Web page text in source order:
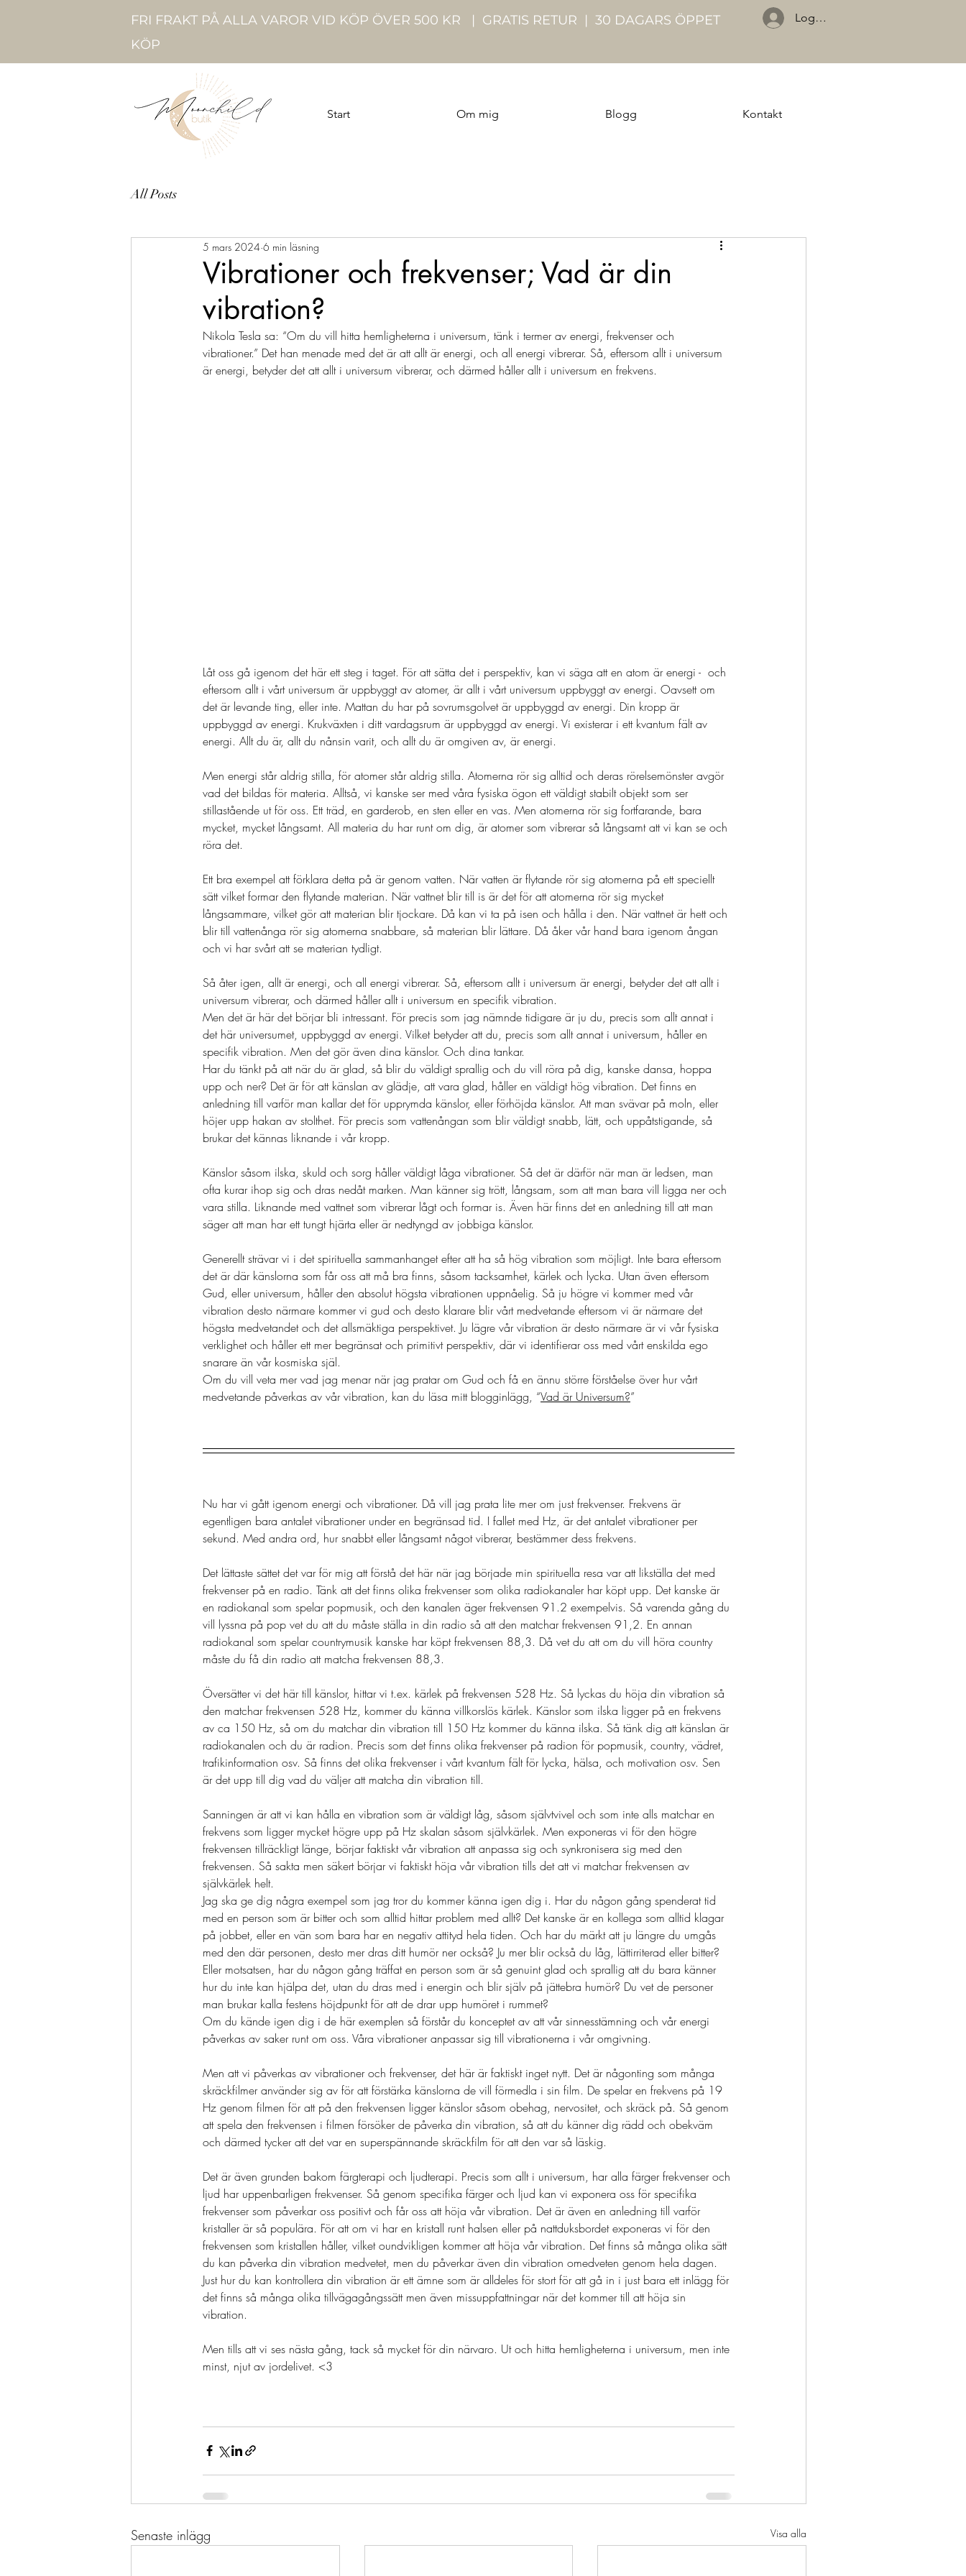
FRI FRAKT PÅ ALLA VAROR VID KÖP ÖVER 500 KR | GRATIS RETUR | 30 DAGARS ÖPPET
KÖP
Logga in
Start Om mig Blogg Kontakt
All Posts
Vibrationer och frekvenser; Vad är din
vibration?
5 mars 2024 6 min läsning
Nikola Tesla sa: “Om du vill hitta hemligheterna i universum, tänk i termer av energi, frekvenser och
vibrationer.” Det han menade med det är att allt är energi, och all energi vibrerar. Så, eftersom allt i universum
är energi, betyder det att allt i universum vibrerar, och därmed håller allt i universum en frekvens.
Låt oss gå igenom det här ett steg i taget. För att sätta det i perspektiv, kan vi säga att en atom är energi -  och
eftersom allt i vårt universum är uppbyggt av atomer, är allt i vårt universum uppbyggt av energi. Oavsett om
det är levande ting, eller inte. Mattan du har på sovrumsgolvet är uppbyggd av energi. Din kropp är
uppbyggd av energi. Krukväxten i ditt vardagsrum är uppbyggd av energi. Vi existerar i ett kvantum fält av
energi. Allt du är, allt du nånsin varit, och allt du är omgiven av, är energi.
Men energi står aldrig stilla, för atomer står aldrig stilla. Atomerna rör sig alltid och deras rörelsemönster avgör
vad det bildas för materia. Alltså, vi kanske ser med våra fysiska ögon ett väldigt stabilt objekt som ser
stillastående ut för oss. Ett träd, en garderob, en sten eller en vas. Men atomerna rör sig fortfarande, bara
mycket, mycket långsamt. All materia du har runt om dig, är atomer som vibrerar så långsamt att vi kan se och
röra det.
Ett bra exempel att förklara detta på är genom vatten. När vatten är flytande rör sig atomerna på ett speciellt
sätt vilket formar den flytande materian. När vattnet blir till is är det för att atomerna rör sig mycket
långsammare, vilket gör att materian blir tjockare. Då kan vi ta på isen och hålla i den. När vattnet är hett och
blir till vattenånga rör sig atomerna snabbare, så materian blir lättare. Då åker vår hand bara igenom ångan
och vi har svårt att se materian tydligt.
Så åter igen, allt är energi, och all energi vibrerar. Så, eftersom allt i universum är energi, betyder det att allt i
universum vibrerar, och därmed håller allt i universum en specifik vibration.
Men det är här det börjar bli intressant. För precis som jag nämnde tidigare är ju du, precis som allt annat i
det här universumet, uppbyggd av energi. Vilket betyder att du, precis som allt annat i universum, håller en
specifik vibration. Men det gör även dina känslor. Och dina tankar.
Har du tänkt på att när du är glad, så blir du väldigt sprallig och du vill röra på dig, kanske dansa, hoppa
upp och ner? Det är för att känslan av glädje, att vara glad, håller en väldigt hög vibration. Det finns en
anledning till varför man kallar det för upprymda känslor, eller förhöjda känslor. Att man svävar på moln, eller
höjer upp hakan av stolthet. För precis som vattenångan som blir väldigt snabb, lätt, och uppåtstigande, så
brukar det kännas liknande i vår kropp.
Känslor såsom ilska, skuld och sorg håller väldigt låga vibrationer. Så det är därför när man är ledsen, man
ofta kurar ihop sig och dras nedåt marken. Man känner sig trött, långsam, som att man bara vill ligga ner och
vara stilla. Liknande med vattnet som vibrerar lågt och formar is. Även här finns det en anledning till att man
säger att man har ett tungt hjärta eller är nedtyngd av jobbiga känslor.
Generellt strävar vi i det spirituella sammanhanget efter att ha så hög vibration som möjligt. Inte bara eftersom
det är där känslorna som får oss att må bra finns, såsom tacksamhet, kärlek och lycka. Utan även eftersom
Gud, eller universum, håller den absolut högsta vibrationen uppnåelig. Så ju högre vi kommer med vår
vibration desto närmare kommer vi gud och desto klarare blir vårt medvetande eftersom vi är närmare det
högsta medvetandet och det allsmäktiga perspektivet. Ju lägre vår vibration är desto närmare är vi vår fysiska
verklighet och håller ett mer begränsat och primitivt perspektiv, där vi identifierar oss med vårt enskilda ego
snarare än vår kosmiska själ.
Om du vill veta mer vad jag menar när jag pratar om Gud och få en ännu större förståelse över hur vårt
medvetande påverkas av vår vibration, kan du läsa mitt blogginlägg, “Vad är Universum?”
Nu har vi gått igenom energi och vibrationer. Då vill jag prata lite mer om just frekvenser. Frekvens är
egentligen bara antalet vibrationer under en begränsad tid. I fallet med Hz, är det antalet vibrationer per
sekund. Med andra ord, hur snabbt eller långsamt något vibrerar, bestämmer dess frekvens.
Det lättaste sättet det var för mig att förstå det här när jag började min spirituella resa var att likställa det med
frekvenser på en radio. Tänk att det finns olika frekvenser som olika radiokanaler har köpt upp. Det kanske är
en radiokanal som spelar popmusik, och den kanalen äger frekvensen 91.2 exempelvis. Så varenda gång du
vill lyssna på pop vet du att du måste ställa in din radio så att den matchar frekvensen 91,2. En annan
radiokanal som spelar countrymusik kanske har köpt frekvensen 88,3. Då vet du att om du vill höra country
måste du få din radio att matcha frekvensen 88,3.
Översätter vi det här till känslor, hittar vi t.ex. kärlek på frekvensen 528 Hz. Så lyckas du höja din vibration så
den matchar frekvensen 528 Hz, kommer du känna villkorslös kärlek. Känslor som ilska ligger på en frekvens
av ca 150 Hz, så om du matchar din vibration till 150 Hz kommer du känna ilska. Så tänk dig att känslan är
radiokanalen och du är radion. Precis som det finns olika frekvenser på radion för popmusik, country, vädret,
trafikinformation osv. Så finns det olika frekvenser i vårt kvantum fält för lycka, hälsa, och motivation osv. Sen
är det upp till dig vad du väljer att matcha din vibration till.
Sanningen är att vi kan hålla en vibration som är väldigt låg, såsom självtvivel och som inte alls matchar en
frekvens som ligger mycket högre upp på Hz skalan såsom självkärlek. Men exponeras vi för den högre
frekvensen tillräckligt länge, börjar faktiskt vår vibration att anpassa sig och synkronisera sig med den
frekvensen. Så sakta men säkert börjar vi faktiskt höja vår vibration tills det att vi matchar frekvensen av
självkärlek helt.
Jag ska ge dig några exempel som jag tror du kommer känna igen dig i. Har du någon gång spenderat tid
med en person som är bitter och som alltid hittar problem med allt? Det kanske är en kollega som alltid klagar
på jobbet, eller en vän som bara har en negativ attityd hela tiden. Och har du märkt att ju längre du umgås
med den där personen, desto mer dras ditt humör ner också? Ju mer blir också du låg, lättirriterad eller bitter?
Eller motsatsen, har du någon gång träffat en person som är så genuint glad och sprallig att du bara känner
hur du inte kan hjälpa det, utan du dras med i energin och blir själv på jättebra humör? Du vet de personer
man brukar kalla festens höjdpunkt för att de drar upp humöret i rummet?
Om du kände igen dig i de här exemplen så förstår du konceptet av att vår sinnesstämning och vår energi
påverkas av saker runt om oss. Våra vibrationer anpassar sig till vibrationerna i vår omgivning.
Men att vi påverkas av vibrationer och frekvenser, det här är faktiskt inget nytt. Det är någonting som många
skräckfilmer använder sig av för att förstärka känslorna de vill förmedla i sin film. De spelar en frekvens på 19
Hz genom filmen för att på den frekvensen ligger känslor såsom obehag, nervositet, och skräck på. Så genom
att spela den frekvensen i filmen försöker de påverka din vibration, så att du känner dig rädd och obekväm
och därmed tycker att det var en superspännande skräckfilm för att den var så läskig.
Det är även grunden bakom färgterapi och ljudterapi. Precis som allt i universum, har alla färger frekvenser och
ljud har uppenbarligen frekvenser. Så genom specifika färger och ljud kan vi exponera oss för specifika
frekvenser som påverkar oss positivt och får oss att höja vår vibration. Det är även en anledning till varför
kristaller är så populära. För att om vi har en kristall runt halsen eller på nattduksbordet exponeras vi för den
frekvensen som kristallen håller, vilket oundvikligen kommer att höja vår vibration. Det finns så många olika sätt
du kan påverka din vibration medvetet, men du påverkar även din vibration omedveten genom hela dagen.
Just hur du kan kontrollera din vibration är ett ämne som är alldeles för stort för att gå in i just bara ett inlägg för
det finns så många olika tillvägagångssätt men även missuppfattningar när det kommer till att höja sin
vibration.
Men tills att vi ses nästa gång, tack så mycket för din närvaro. Ut och hitta hemligheterna i universum, men inte
minst, njut av jordelivet. <3
Senaste inlägg Visa alla